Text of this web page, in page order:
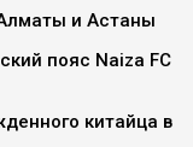
и Астаны
пояс Naiza FC
китайца в